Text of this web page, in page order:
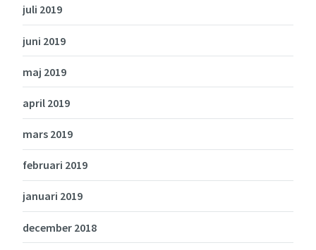
juli 2019
juni 2019
maj 2019
april 2019
mars 2019
februari 2019
januari 2019
december 2018